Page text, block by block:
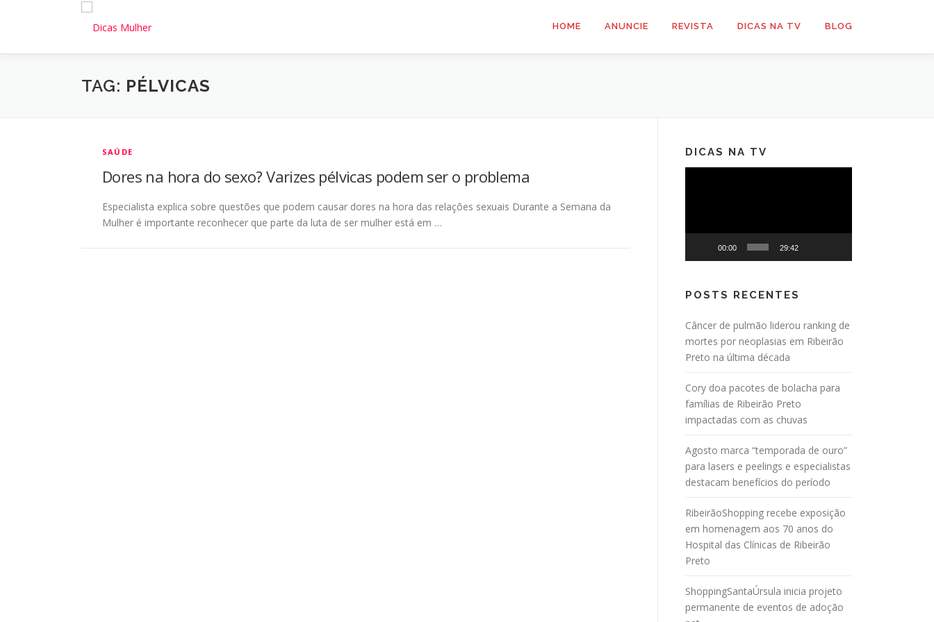
conteúdo
HOME ANUNCIE REVISTA DICAS NA TV BLOG
TAG: PÉLVICAS
SAÚDE
Dores na hora do sexo? Varizes pélvicas podem ser o problema
Especialista explica sobre questões que podem causar dores na hora das relações sexuais Durante a Semana da
Mulher é importante reconhecer que parte da luta de ser mulher está em …
DICAS NA TV
00:00 29:42
POSTS RECENTES
Câncer de pulmão liderou ranking de
mortes por neoplasias em Ribeirão
Preto na última década
Cory doa pacotes de bolacha para
famílias de Ribeirão Preto
impactadas com as chuvas
Agosto marca “temporada de ouro”
para lasers e peelings e especialistas
destacam benefícios do período
RibeirãoShopping recebe exposição
em homenagem aos 70 anos do
Hospital das Clínicas de Ribeirão
Preto
ShoppingSantaÚrsula inicia projeto
permanente de eventos de adoção